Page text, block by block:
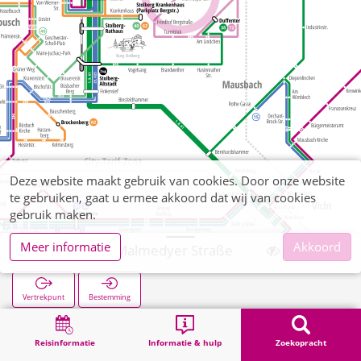
Reisinformatie Informatie & hulp Zoekopracht
Donnerberg Malmedyer Straße
Vertrekpunt Bestemming
Zoekopracht Donnerberg Malmedyer Straße
Deze website maakt gebruik van cookies. Door onze website
te gebruiken, gaat u ermee akkoord dat wij van cookies
gebruik maken.
Meer informatie
Akkoord